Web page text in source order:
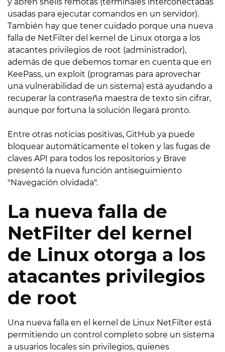
usadas para ejecutar comandos en un servidor).
También hay que tener cuidado porque una nueva
falla de NetFilter del kernel de Linux otorga a los
atacantes privilegios de root (administrador),
además de que debemos tomar en cuenta que en
KeePass, un exploit (programas para aprovechar
una vulnerabilidad de un sistema) está ayudando a
recuperar la contraseña maestra de texto sin cifrar,
aunque por fortuna la solución llegará pronto.
Entre otras noticias positivas, GitHub ya puede
bloquear automáticamente el token y las fugas de
claves API para todos los repositorios y Brave
presentó la nueva función antiseguimiento
"Navegación olvidada".
La nueva falla de
NetFilter del kernel
de Linux otorga a los
atacantes privilegios
de root
Una nueva falla en el kernel de Linux NetFilter está
permitiendo un control completo sobre un sistema
a usuarios locales sin privilegios, quienes